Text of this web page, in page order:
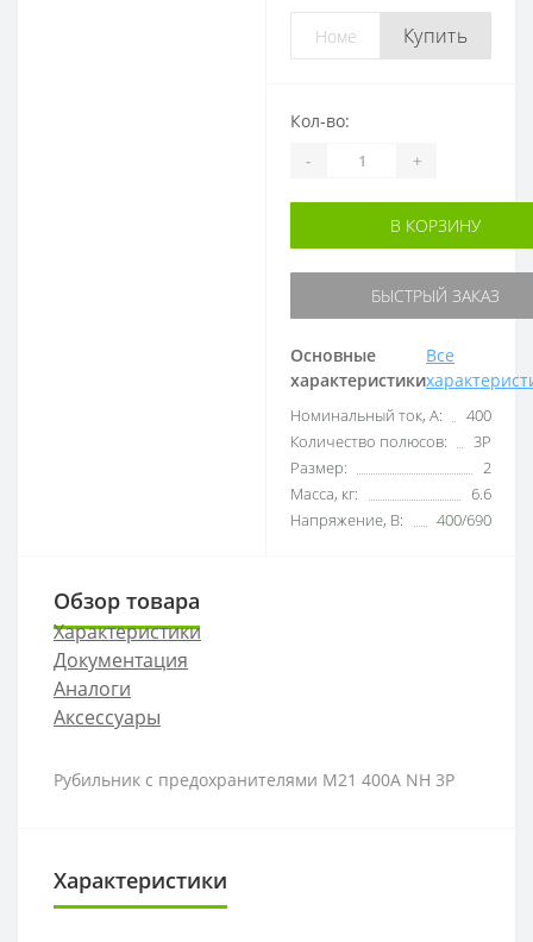
Купить
Основные
характеристики
Все
Номинальный ток, А:
400
Количество полюсов:
3P
Размер:
2
Масса, кг:
6.6
Напряжение, В:
400/690
Кол-во:
- +
В КОРЗИНУ
БЫСТРЫЙ ЗАКАЗ
Обзор товара
Характеристики
Документация
Аналоги
Аксессуары
Рубильник с предохранителями M21 400A NH 3P
Характеристики